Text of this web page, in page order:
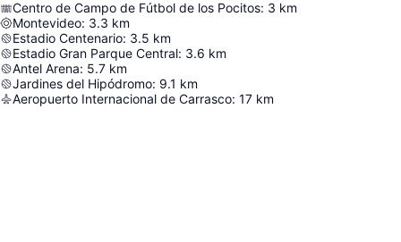
Centro de Campo de Fútbol de los Pocitos: 3 km
Montevideo: 3.3 km
Estadio Centenario: 3.5 km
Estadio Gran Parque Central: 3.6 km
Antel Arena: 5.7 km
Jardines del Hipódromo: 9.1 km
Aeropuerto Internacional de Carrasco: 17 km